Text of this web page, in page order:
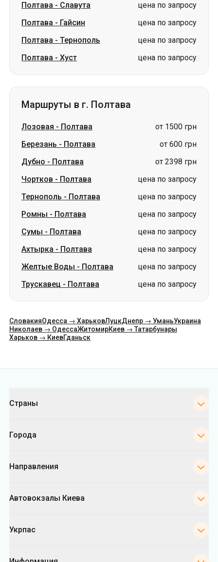
Полтава - Славута
цена по запросу
Полтава - Гайсин
цена по запросу
Полтава - Тернополь
цена по запросу
Полтава - Хуст цена по запросу
Маршруты в г. Полтава
Лозовая - Полтава
от 1500 грн
Березань - Полтава
от 600 грн
Дубно - Полтава
от 2398 грн
Чортков - Полтава
цена по запросу
Тернополь - Полтава
цена по запросу
Ромны - Полтава
цена по запросу
Сумы - Полтава
цена по запросу
Ахтырка - Полтава
цена по запросу
Желтые Воды - Полтава
цена по запросу
Трускавец - Полтава цена по запросу
СловакияОдесса → ХарьковЛуцкДнепр → УманьУкраина
Николаев → ОдессаЖитомирКиев → Татарбунары
Харьков → КиевГданьск
Страны
Города
Направления
Автовокзалы Киева
Укрпас